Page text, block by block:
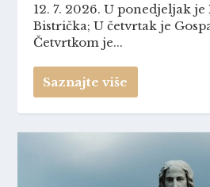
12. 7. 2026. U ponedjeljak
Bistrička; U četvrtak je
Četvrtkom je...
Saznajte više